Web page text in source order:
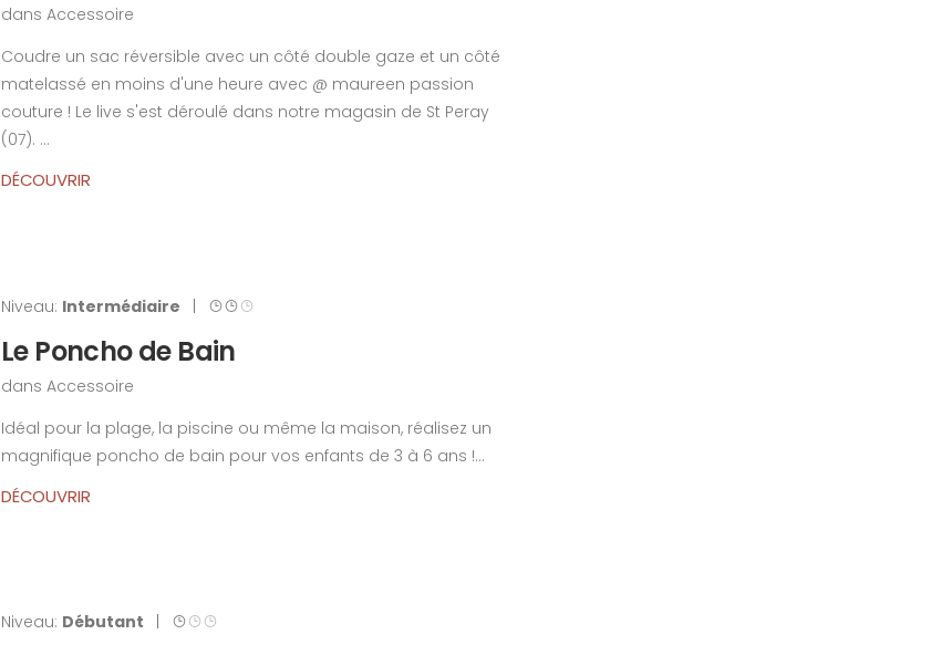
dans Accessoire
Coudre un sac réversible avec un côté double gaze et un côté
matelassé en moins d'une heure avec @ maureen passion
couture ! Le live s'est déroulé dans notre magasin de St Peray
(07). ...
DÉCOUVRIR
Niveau: Intermédiaire |
Le Poncho de Bain
dans Accessoire
Idéal pour la plage, la piscine ou même la maison, réalisez un
magnifique poncho de bain pour vos enfants de 3 à 6 ans !...
DÉCOUVRIR
Niveau: Débutant